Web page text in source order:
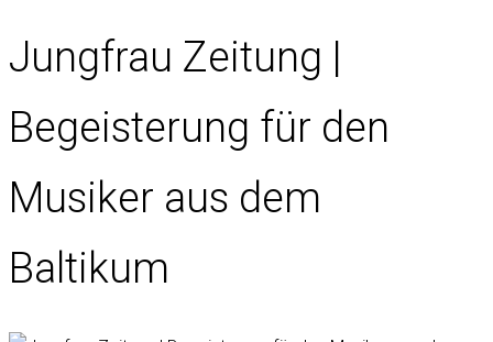
Jungfrau Zeitung |
Begeisterung für den
Musiker aus dem
Baltikum